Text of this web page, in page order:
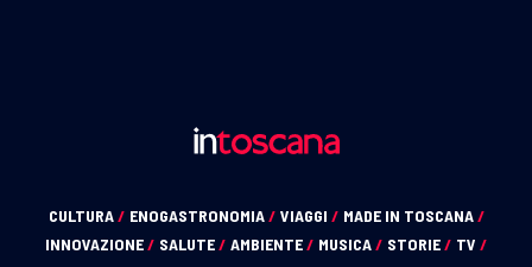
CULTURA/ ENOGASTRONOMIA/ VIAGGI / MADE IN TOSCANA/
INNOVAZIONE/ SALUTE/ AMBIENTE/ MUSICA/ STORIE/ TV /